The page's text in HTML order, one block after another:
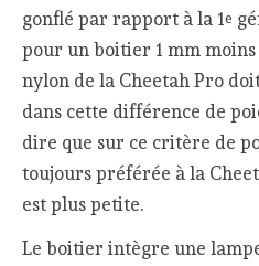
gonflé par rapport à la 1e
pour un boitier 1 mm
nylon de la Cheetah Pro
dans cette différence de
dire que sur ce critère de
toujours préférée à la
est plus petite.
Le boitier intègre une